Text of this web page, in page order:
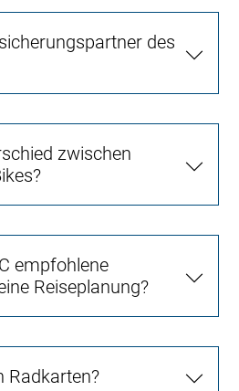
des
zwischen
empfohlene
Reiseplanung?
Radkarten?